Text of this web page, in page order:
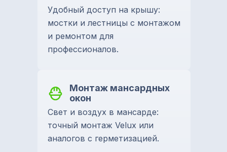
Удобный доступ на крышу:
мостки и лестницы с монтажом
и ремонтом для
профессионалов.
Монтаж мансардных
окон
Свет и воздух в мансарде:
точный монтаж Velux или
аналогов с герметизацией.